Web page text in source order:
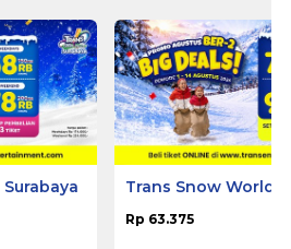
Trans Snow World
Rp 63.375